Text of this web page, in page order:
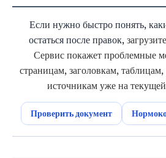
Если нужно быстро понять,
остаться после правок,
Сервис покажет проблемные
страницам, заголовкам,
источникам уже на
Проверить документ